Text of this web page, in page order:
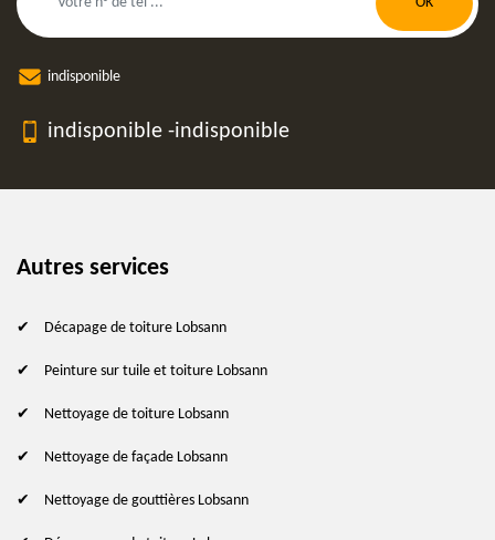
indisponible
indisponible -indisponible
Autres services
Décapage de toiture Lobsann
Peinture sur tuile et toiture Lobsann
Nettoyage de toiture Lobsann
Nettoyage de façade Lobsann
Nettoyage de gouttières Lobsann